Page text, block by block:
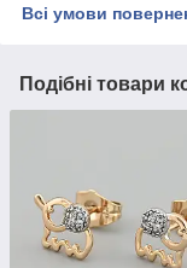
Всі умови
Подібні товари